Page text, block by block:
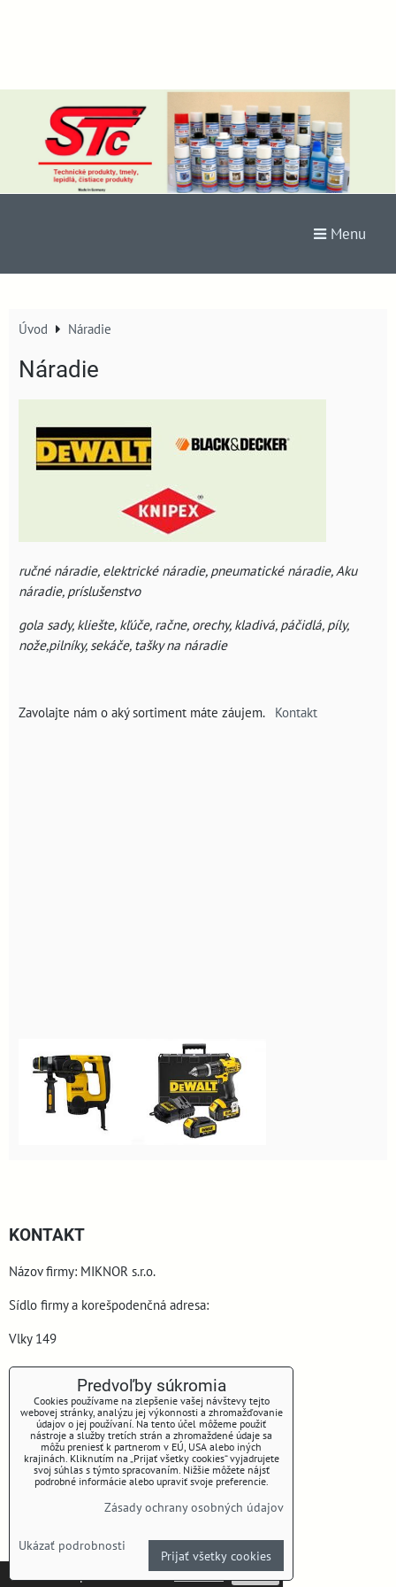
Menu
Úvod Náradie
Náradie
ručné náradie,elektrické náradie,pneumatické náradie, Aku
náradie, príslušenstvo
gola sady, kliešte, kľúče, račne, orechy, kladivá, páčidlá, píly,
nože,pilníky, sekáče, tašky na náradie
Zavolajte nám o aký sortiment máte záujem. Kontakt
KONTAKT
Názov firmy: MIKNOR s.r.o.
Sídlo firmy a korešpodenčná adresa:
Vlky 149
900 44 Vlky
E-mail: miknorsro@gmail.com
Predvoľby súkromia
Cookies používame na zlepšenie vašej návštevy tejto
webovej stránky, analýzu jej výkonnosti a zhromažďovanie
údajov o jej používaní. Na tento účel môžeme použiť
nástroje a služby tretích strán a zhromaždené údaje sa
môžu preniesť k partnerom v EÚ, USA alebo iných
krajinách. Kliknutím na „Prijať všetky cookies“ vyjadrujete
svoj súhlas s týmto spracovaním. Nižšie môžete nájsť
podrobné informácie alebo upraviť svoje preferencie.
Zásady ochrany osobných údajov
Ukázať podrobnosti
Prijať všetky cookies
Táto stránka používa cookies.Viac info Potvrdiť